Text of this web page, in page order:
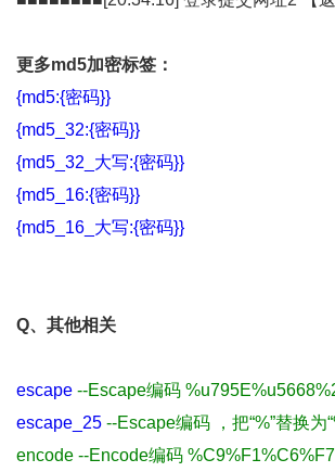
更多md5加密标签：
{md5:{密码}}
{md5_32:{密码}}
{md5_32_大写:{密码}}
{md5_16:{密码}}
{md5_16_大写:{密码}}
Q、其他相关
escape --Escape编码
escape_25 --Escape编码 ，把“%”替换为
encode --Encode编码